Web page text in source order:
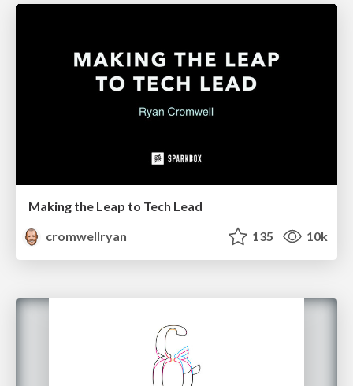
Making the Leap to Tech Lead
cromwellryan
135 10k